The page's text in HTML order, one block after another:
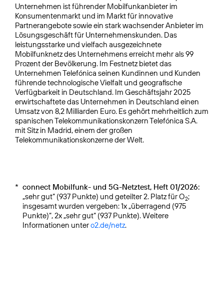
Unternehmen ist führender Mobilfunkanbieter im
Konsumentenmarkt und im Markt für innovative
Partnerangebote sowie ein stark wachsender Anbieter im
Lösungsgeschäft für Unternehmenskunden. Das
leistungsstarke und vielfach ausgezeichnete
Mobilfunknetz des Unternehmens erreicht mehr als 99
Prozent der Bevölkerung. Im Festnetz bietet das
Unternehmen Telefónica seinen Kundinnen und Kunden
führende technologische Vielfalt und geografische
Verfügbarkeit in Deutschland. Im Geschäftsjahr 2025
erwirtschaftete das Unternehmen in Deutschland einen
Umsatz von 8,2 Milliarden Euro. Es gehört mehrheitlich zum
spanischen Telekommunikationskonzern Telefónica S.A.
mit Sitz in Madrid, einem der großen
Telekommunikationskonzerne der Welt.
* connect Mobilfunk- und 5G-Netztest, Heft 01/2026:
„sehr gut“ (937 Punkte) und geteilter 2. Platz für O2;
insgesamt wurden vergeben: 1x „überragend (975
Punkte)“, 2x „sehr gut“ (937 Punkte). Weitere
Informationen untero2.de/netz.